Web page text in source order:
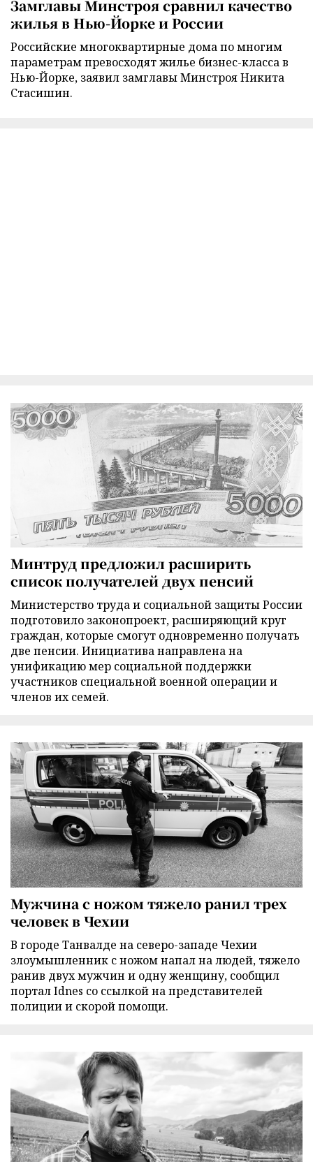
Замглавы Минстроя сравнил качество
жилья в Нью-Йорке и России
Российские многоквартирные дома по многим
параметрам превосходят жилье бизнес-класса в
Нью-Йорке, заявил замглавы Минстроя Никита
Стасишин.
Минтруд предложил расширить
список получателей двух пенсий
Министерство труда и социальной защиты России
подготовило законопроект, расширяющий круг
граждан, которые смогут одновременно получать
две пенсии. Инициатива направлена на
унификацию мер социальной поддержки
участников специальной военной операции и
членов их семей.
Мужчина с ножом тяжело ранил трех
человек в Чехии
В городе Танвалде на северо-западе Чехии
злоумышленник с ножом напал на людей, тяжело
ранив двух мужчин и одну женщину, сообщил
портал Idnes со ссылкой на представителей
полиции и скорой помощи.